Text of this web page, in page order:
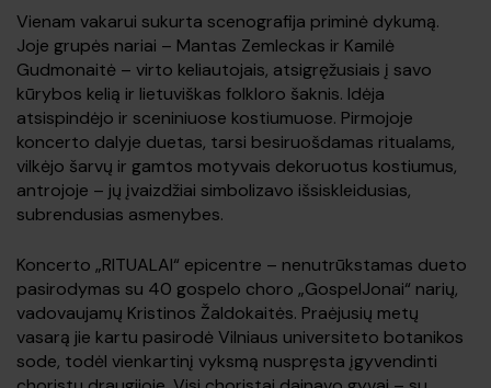
Vienam vakarui sukurta scenografija priminė dykumą.
Joje grupės nariai – Mantas Zemleckas ir Kamilė
Gudmonaitė – virto keliautojais, atsigręžusiais į savo
kūrybos kelią ir lietuviškas folkloro šaknis. Idėja
atsispindėjo ir sceniniuose kostiumuose. Pirmojoje
koncerto dalyje duetas, tarsi besiruošdamas ritualams,
vilkėjo šarvų ir gamtos motyvais dekoruotus kostiumus,
antrojoje – jų įvaizdžiai simbolizavo išsiskleidusias,
subrendusias asmenybes.
Koncerto „RITUALAI“ epicentre – nenutrūkstamas dueto
pasirodymas su 40 gospelo choro „GospelJonai“ narių,
vadovaujamų Kristinos Žaldokaitės. Praėjusių metų
vasarą jie kartu pasirodė Vilniaus universiteto botanikos
sode, todėl vienkartinį vyksmą nuspręsta įgyvendinti